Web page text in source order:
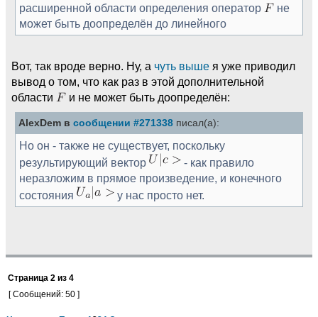
расширенной области определения оператор
не
может быть доопределён до линейного
Вот, так вроде верно. Ну, а чуть выше я уже приводил
вывод о том, что как раз в этой дополнительной
области
и не может быть доопределён:
AlexDem в сообщении #271338 писал(а):
Но он - также не существует, поскольку
результирующий вектор
- как правило
неразложим в прямое произведение, и конечного
состояния
у нас просто нет.
Страница 2 из 4
[ Сообщений: 50 ]